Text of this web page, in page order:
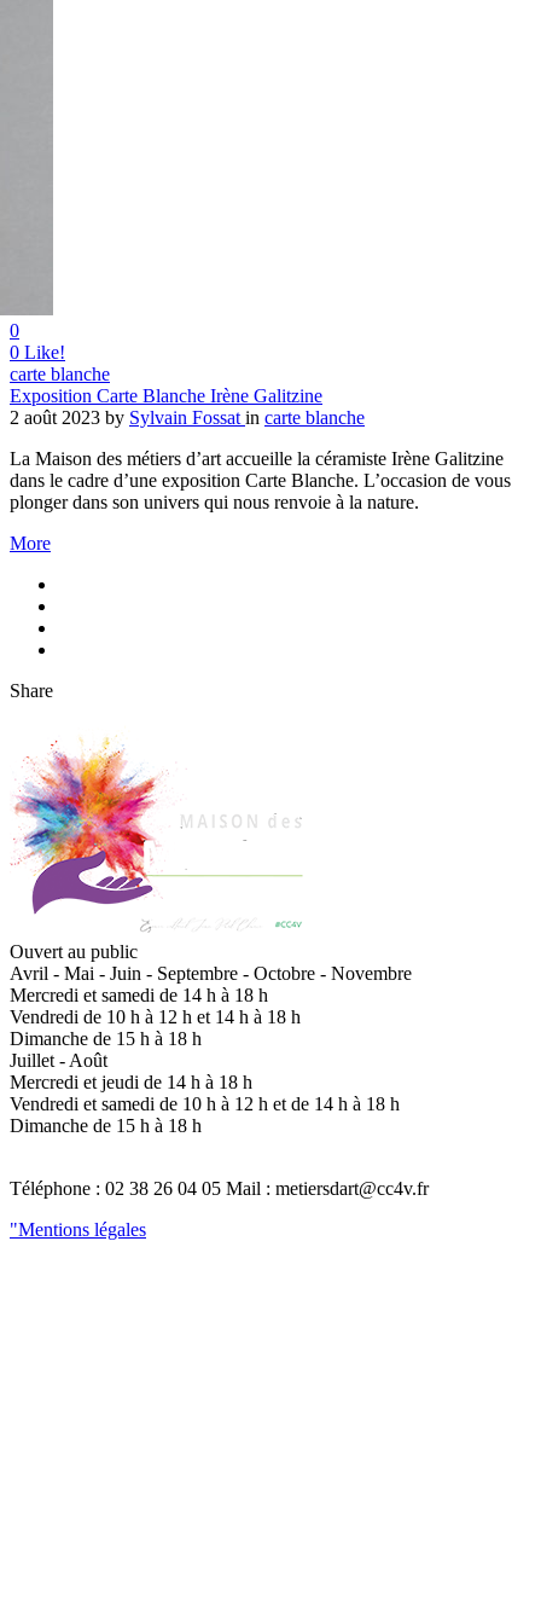
0
0 Like!
carte blanche
Exposition Carte Blanche Irène Galitzine
2 août 2023 by Sylvain Fossat in carte blanche
La Maison des métiers d’art accueille la céramiste Irène Galitzine
dans le cadre d’une exposition Carte Blanche. L’occasion de vous
plonger dans son univers qui nous renvoie à la nature.
More
Share
Ouvert au public
Avril - Mai - Juin - Septembre - Octobre - Novembre
Mercredi et samedi de 14 h à 18 h
Vendredi de 10 h à 12 h et 14 h à 18 h
Dimanche de 15 h à 18 h
Juillet - Août
Mercredi et jeudi de 14 h à 18 h
Vendredi et samedi de 10 h à 12 h et de 14 h à 18 h
Dimanche de 15 h à 18 h
Téléphone : 02 38 26 04 05 Mail : metiersdart@cc4v.fr
"Mentions légales